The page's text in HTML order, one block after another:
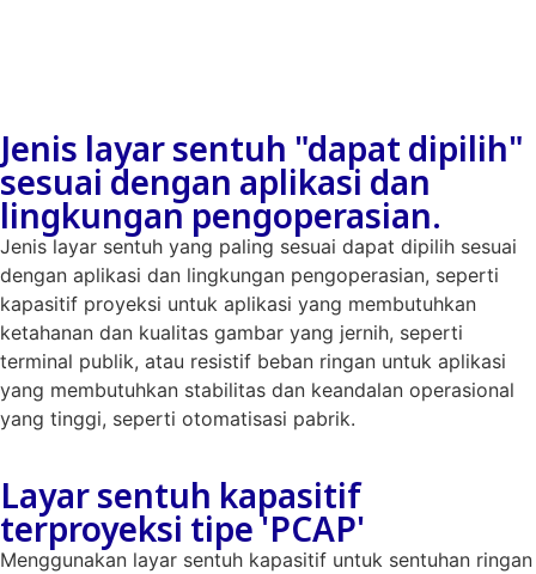
Jenis layar sentuh "dapat dipilih"
sesuai dengan aplikasi dan
lingkungan pengoperasian.
Jenis layar sentuh yang paling sesuai dapat dipilih sesuai
dengan aplikasi dan lingkungan pengoperasian, seperti
kapasitif proyeksi untuk aplikasi yang membutuhkan
ketahanan dan kualitas gambar yang jernih, seperti
terminal publik, atau resistif beban ringan untuk aplikasi
yang membutuhkan stabilitas dan keandalan operasional
yang tinggi, seperti otomatisasi pabrik.
Layar sentuh kapasitif
terproyeksi tipe 'PCAP'
Menggunakan layar sentuh kapasitif untuk sentuhan ringan